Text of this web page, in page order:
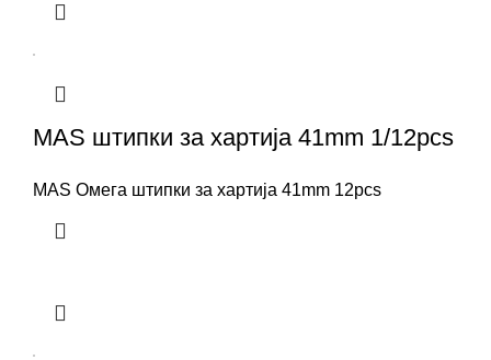
MAS штипки за хартија 41mm 1/12pcs
MAS Омега штипки за хартија 41mm 12pcs